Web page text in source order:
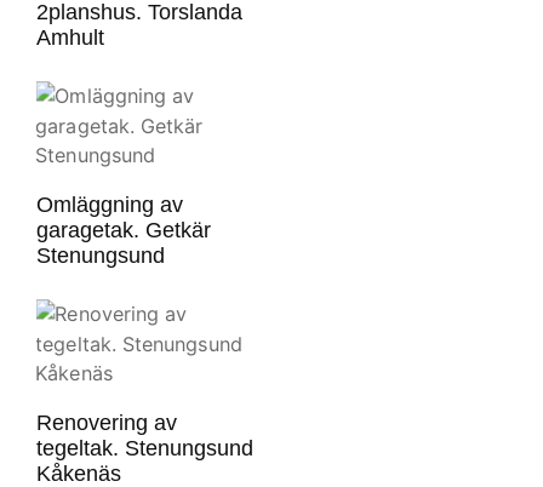
2planshus. Torslanda
Amhult
Omläggning av
garagetak. Getkär
Stenungsund
Renovering av
tegeltak. Stenungsund
Kåkenäs